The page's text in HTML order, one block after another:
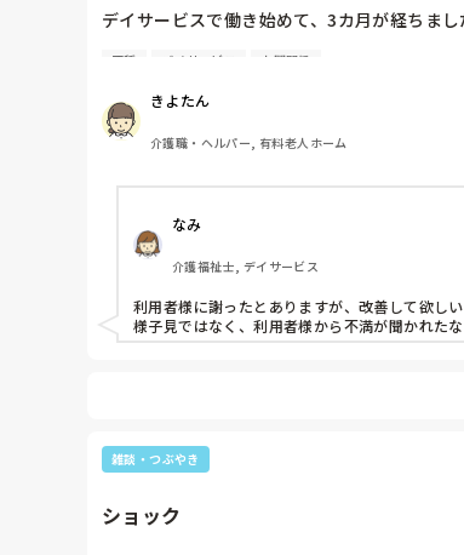
デイサービスで働き始めて、3カ月が経ちまし
〝もう少し入っていたかったのに〟〝なに
だけ足りないのかもしれませんね。申し訳あ
とは事実なので…〝嫌な思いさせてしまった
皆さんは、この状態に遭遇したときは、はっ
それとも、他の職員に相談して遠回しに注意
私は、いまは様子見をしてます。
不穏 デイサービス 人間関係
きよたん
介護職・ヘルパー, 有料老人ホーム
なみ
介護福祉士, デイサービス
利用者様に謝ったとありますが、改善して欲し
雑談・つぶやき
ショック